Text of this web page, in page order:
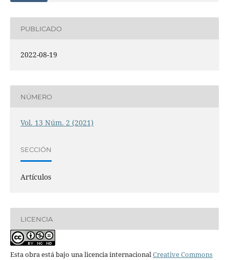
PUBLICADO
2022-08-19
NÚMERO
Vol. 13 Núm. 2 (2021)
SECCIÓN
Artículos
LICENCIA
Esta obra está bajo una licencia internacionalCreative Commons